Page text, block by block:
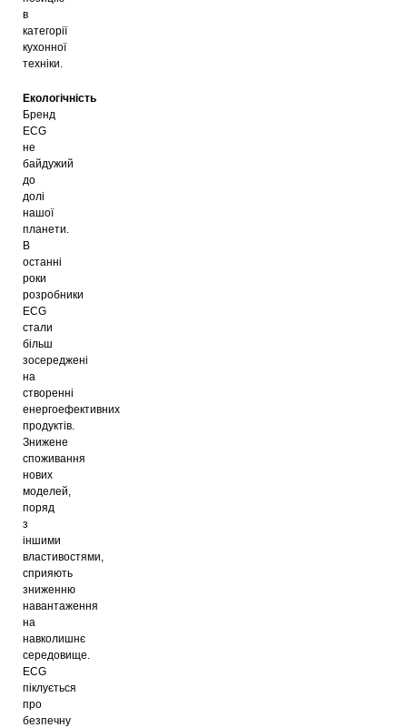
в
категорії
кухонної
техніки.
Екологічність
Бренд
ECG
не
байдужий
до
долі
нашої
планети.
В
останні
роки
розробники
ECG
стали
більш
зосереджені
на
створенні
енергоефективних
продуктів.
Знижене
споживання
нових
моделей,
поряд
з
іншими
властивостями,
сприяють
зниженню
навантаження
на
навколишнє
середовище.
ECG
піклується
про
безпечну